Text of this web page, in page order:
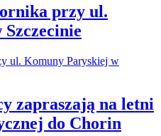
przy ul.
zapraszają na letni
do Chorin